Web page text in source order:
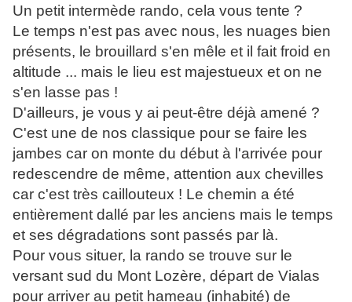
Un petit intermède rando, cela vous tente ?
Le temps n'est pas avec nous, les nuages bien
présents, le brouillard s'en mêle et il fait froid en
altitude ... mais le lieu est majestueux et on ne
s'en lasse pas !
D'ailleurs, je vous y ai peut-être déjà amené ?
C'est une de nos classique pour se faire les
jambes car on monte du début à l'arrivée pour
redescendre de même, attention aux chevilles
car c'est très caillouteux ! Le chemin a été
entièrement dallé par les anciens mais le temps
et ses dégradations sont passés par là.
Pour vous situer, la rando se trouve sur le
versant sud du Mont Lozère, départ de Vialas
pour arriver au petit hameau (inhabité) de